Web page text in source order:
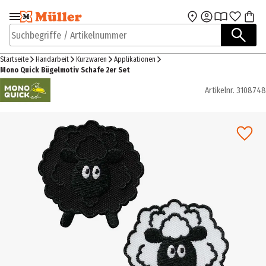
Zur Navigation
springen
Zum Hauptinhalt
Suchbegriffe / Artikelnummer
Startseite Handarbeit Kurzwaren
Applikationen
Mono Quick Bügelmotiv Schafe 2er Set
Artikelnr. 3108748